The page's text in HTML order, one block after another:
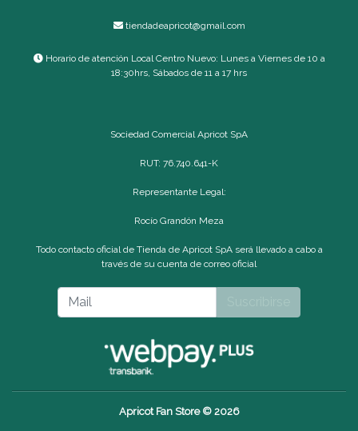
tiendadeapricot@gmail.com
Horario de atención Local Centro Nuevo: Lunes a Viernes de 10 a
18:30hrs, Sábados de 11 a 17 hrs
Sociedad Comercial Apricot SpA
RUT: 76.740.641-K
Representante Legal:
Rocío Grandón Meza
Todo contacto oficial de Tienda de Apricot SpA será llevado a cabo a
través de su cuenta de correo oficial
Apricot Fan Store © 2026